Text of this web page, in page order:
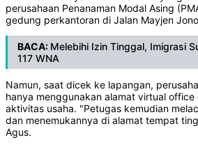
perusahaan Penanaman Modal Asing
gedung perkantoran di Jalan Mayjen
BACA: Melebihi Izin Tinggal, Imigrasi
117 WNA
Namun, saat dicek ke lapangan,
hanya menggunakan alamat virtual
aktivitas usaha. "Petugas kemudian
dan menemukannya di alamat tempat
Agus.